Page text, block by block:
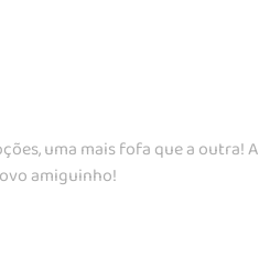
uma mais fofa que a outra! A
amiguinho!